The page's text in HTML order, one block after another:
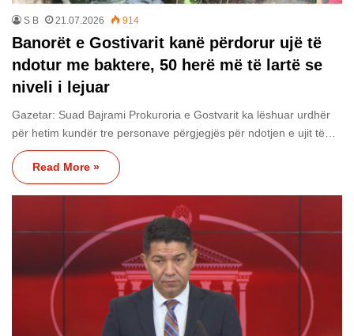
S B 21.07.2026 914
Banorët e Gostivarit kanë përdorur ujë të
ndotur me baktere, 50 herë më të lartë se
niveli i lejuar
Gazetar: Suad Bajrami Prokuroria e Gostvarit ka lëshuar urdhër
për hetim kundër tre personave përgjegjës për ndotjen e ujit të…
Read More »